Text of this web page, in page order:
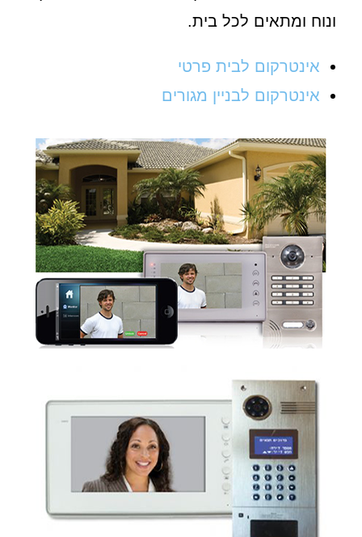
ונוח ומתאים לכל בית.
אינטרקום לבית פרטי
אינטרקום לבניין מגורים